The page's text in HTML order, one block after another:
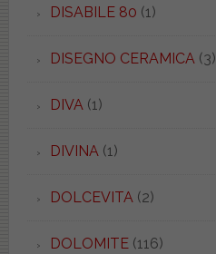
DISABILE 80 (1)
DISEGNO CERAMICA(3)
DIVA(1)
DIVINA(1)
DOLCEVITA(2)
DOLOMITE(116)